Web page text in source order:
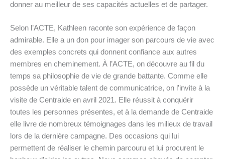
donner au meilleur de ses capacités actuelles et de partager.
Selon l’ACTE, Kathleen raconte son expérience de façon
admirable. Elle a un don pour imager son parcours de vie avec
des exemples concrets qui donnent confiance aux autres
membres en cheminement. À l’ACTE, on découvre au fil du
temps sa philosophie de vie de grande battante. Comme elle
possède un véritable talent de communicatrice, on l’invite à la
visite de Centraide en avril 2021. Elle réussit à conquérir
toutes les personnes présentes, et à la demande de Centraide
elle livre de nombreux témoignages dans les milieux de travail
lors de la dernière campagne. Des occasions qui lui
permettent de réaliser le chemin parcouru et lui procurent le